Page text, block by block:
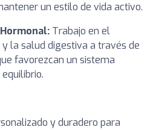
un estilo de vida activo.
Trabajo en el
la salud digestiva a través de
favorezcan un sistema
y duradero para